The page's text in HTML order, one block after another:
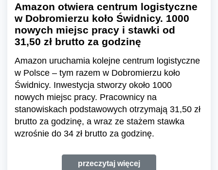
Amazon otwiera centrum logistyczne
w Dobromierzu koło Świdnicy. 1000
nowych miejsc pracy i stawki od
31,50 zł brutto za godzinę
Amazon uruchamia kolejne centrum logistyczne
w Polsce – tym razem w Dobromierzu koło
Świdnicy. Inwestycja stworzy około 1000
nowych miejsc pracy. Pracownicy na
stanowiskach podstawowych otrzymają 31,50 zł
brutto za godzinę, a wraz ze stażem stawka
wzrośnie do 34 zł brutto za godzinę.
przeczytaj więcej